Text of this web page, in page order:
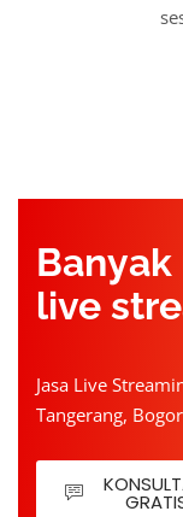
live
Jasa Live
Tangerang,